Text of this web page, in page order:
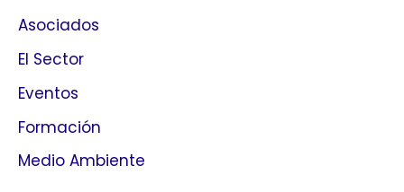
Asociados
El Sector
Eventos
Formación
Medio Ambiente